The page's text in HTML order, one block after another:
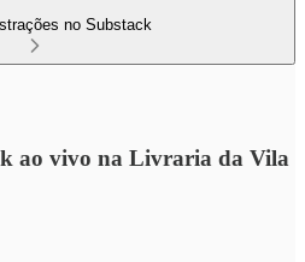
no Substack
ao vivo na Livraria da Vila